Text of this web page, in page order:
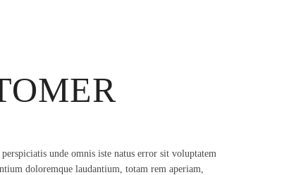
perspiciatis unde omnis iste natus error sit voluptatem
doloremque laudantium, totam rem aperiam,